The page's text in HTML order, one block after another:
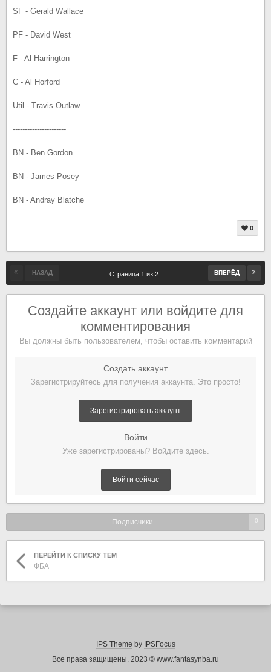
SF - Gerald Wallace
PF - David West
F - Al Harrington
C - Al Horford
Util - Travis Outlaw
----------------------
BN - Ben Gordon
BN - James Posey
BN - Andray Blatche
0
НАЗАД ВПЕРЁД
Страница 1 из 2
Создайте аккаунт или войдите для
комментирования
Вы должны быть пользователем, чтобы оставить комментарий
Создать аккаунт
Зарегистрируйтесь для получения аккаунта. Это просто!
Зарегистрировать аккаунт
Войти
Уже зарегистрированы? Войдите здесь.
Войти сейчас
Подписчики 0
ПЕРЕЙТИ К СПИСКУ ТЕМ
ФБА
IPS Theme by IPSFocus
Все права защищены. 2023 © www.fantasynba.ru